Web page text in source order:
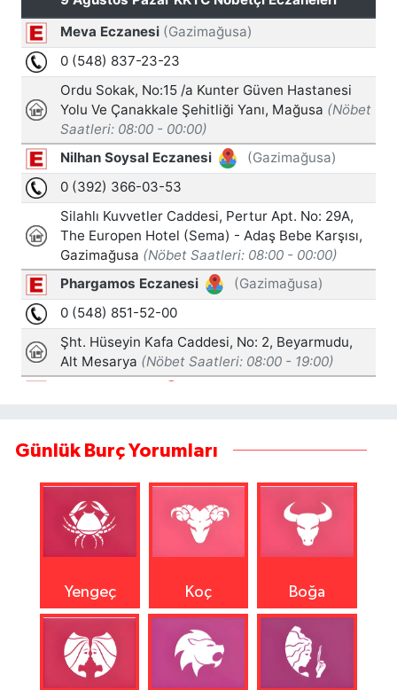
Günlük Burç Yorumları
Yengeç Koç Boğa